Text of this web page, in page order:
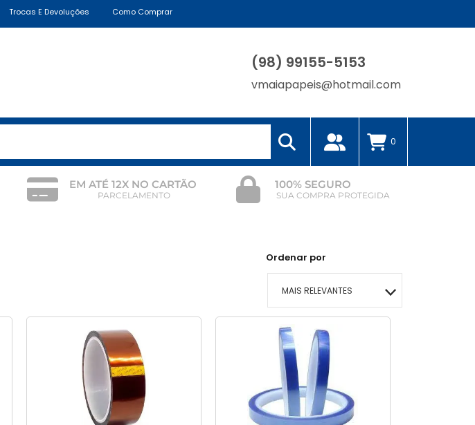
Trocas E Devoluções Como Comprar
(98) 99155-5153
vmaiapapeis@hotmail.com
0
EM ATÉ 12X NO CARTÃO
PARCELAMENTO
100% SEGURO
SUA COMPRA PROTEGIDA
Ordenar por
MAIS RELEVANTES
MAIS VENDIDOS
MENOR PREÇO
MAIOR PREÇO